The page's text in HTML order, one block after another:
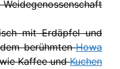
mit Erdäpfel und
berühmtenHowa
Kaffee undKuchen